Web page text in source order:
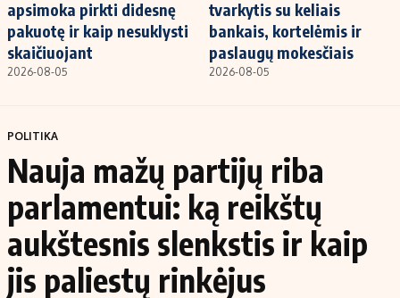
apsimoka pirkti didesnę
pakuotę ir kaip nesuklysti
skaičiuojant
2026-08-05
tvarkytis su keliais
bankais, kortelėmis ir
paslaugų mokesčiais
2026-08-05
POLITIKA
Nauja mažų partijų riba
parlamentui: ką reikštų
aukštesnis slenkstis ir kaip
jis paliestų rinkėjus